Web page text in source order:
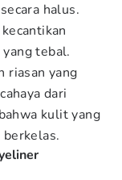
halus.
tebal.
riasan yang
dari
kulit yang
berkelas.